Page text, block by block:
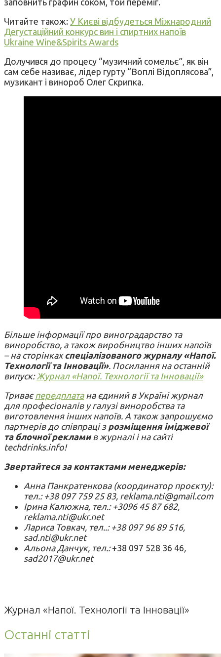
Читайте також: У Києві відбудеться Міжнародний
Дегустаційний конкурс вин і спиртних напоїв
Ukraine Wine&Spirits Awards
Долучився до процесу “музичний сомельє”, як він
сам себе називає, лідер гурту “Воплі Відоплясова”,
музикант і винороб Олег Скрипка.
Більше інформації про виноградарство та
виноробство, а також виробництво інших напоїв
– на сторінкахспеціалізованого журналу «Напої.
Технології та Інновації». Посилання на останній
випуск: Журнал «Напої. Технології та Інновації»
Триває передплатана єдиний в Україні журнал
для професіоналів у галузі виноробства та
виготовлення інших напоїв. А також запрошуємо
партнерів до співпраці зрозміщення іміджевої
та блочної рекламив журналі і на сайті
techdrinks.info!
Звертайтеся за контактами менеджерів:
Анна Панкратенкова (координатор проєкту):
тел.: +38 097 759 25 83, reklama.nti@gmail.com
Ірина Калюжна, тел.: +3096 45 87 682,
reklama.nti@ukr.net
Лариса Товкач, тел..: +38 097 96 89 516,
sad.nti@ukr.net
Альона Данчук, тел.:+38 097 528 36 46
sad2017@ukr.net
Журнал «Напої. Технології та Інновації»
Останні статті